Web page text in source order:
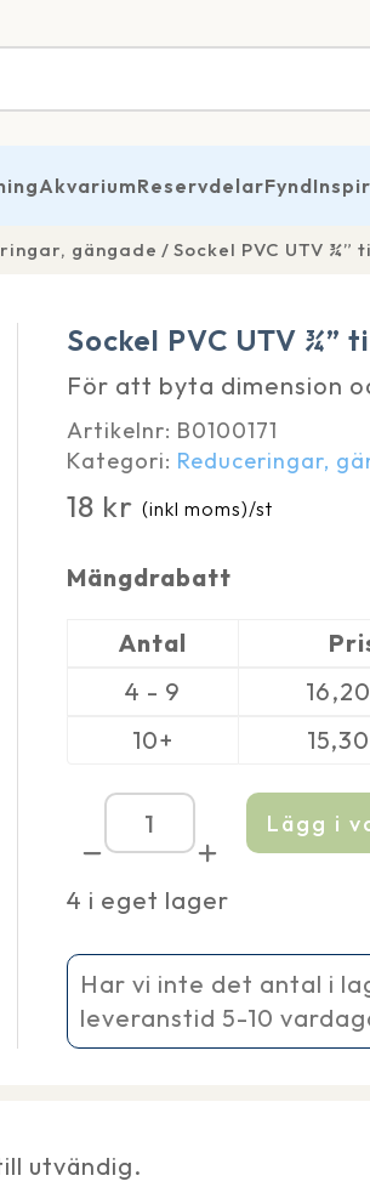
AkvariumReservdelarFynd
gängade Sockel PVC UTV ¾”
Sockel PVC UTV ¾”
För att byta dimension
Artikelnr: B0100171
Kategori: Reduceringar,
18 kr (inkl moms)/st
Mängdrabatt
Antal
4 - 9
16,20
10+
15,30
4 i eget lager
Sockel
PVC
¾''
UTV
½''
mängd
Lägg i
Har vi inte det antal i
leveranstid 5-10
utvändig.